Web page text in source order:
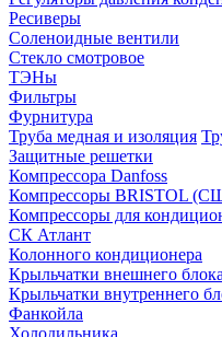
Ресиверы
Соленоидные вентили
Стекло смотровое
ТЭНы
Фильтры
Фурнитура
Труба медная и изоляция
Защитные решетки
Компрессора Danfoss
Компрессоры BRISTOL
Компрессоры для
СК Атлант
Колонного кондиционера
Крыльчатки внешнего блока
Крыльчатки внутреннего
Фанкойла
Холодильника